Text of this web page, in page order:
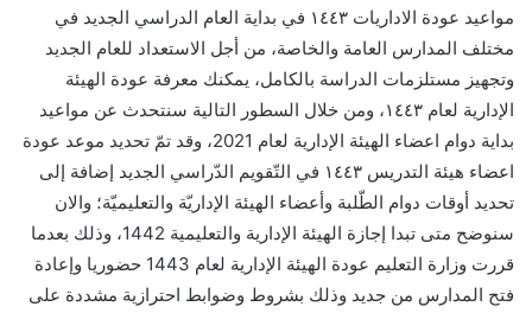
مواعيد عودة الاداريات ١٤٤٣ في بداية العام الدراسي الجديد في
مختلف المدارس العامة والخاصة، من أجل الاستعداد للعام الجديد
وتجهيز مستلزمات الدراسة بالكامل، يمكنك معرفة عودة الهيئة
الإدارية لعام ١٤٤٣، ومن خلال السطور التالية سنتحدث عن مواعيد
بداية دوام اعضاء الهيئة الإدارية لعام 2021، وقد تمّ تحديد موعد عودة
اعضاء هيئة التدريس ١٤٤٣ في التّقويم الدّراسي الجديد إضافة إلى
تحديد أوقات دوام الطّلبة وأعضاء الهيئة الإداريّة والتعليميّة؛ والان
سنوضح متى تبدا إجازة الهيئة الإدارية والتعليمية 1442، وذلك بعدما
قررت وزارة التعليم عودة الهيئة الإدارية لعام 1443 حضوريا وإعادة
فتح المدارس من جديد وذلك بشروط وضوابط احترازية مشددة على